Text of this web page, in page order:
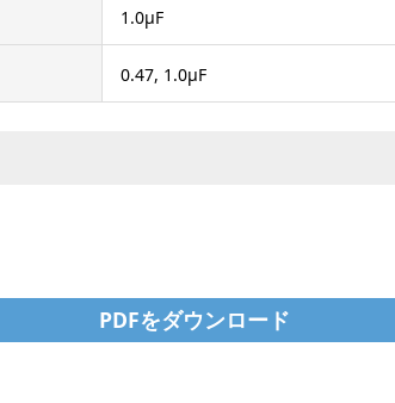
1.0μF
0.47, 1.0μF
PDFをダウンロード